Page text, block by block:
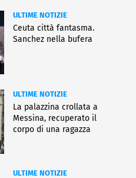
ULTIME NOTIZIE
Ceuta città fantasma.
Sanchez nella bufera
ULTIME NOTIZIE
La palazzina crollata a
Messina, recuperato il
corpo di una ragazza
ULTIME NOTIZIE